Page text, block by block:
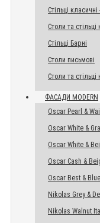
Стільці
Столи та
Стільці Барні
Столи письмові
Столи та
ФАСАДИ MODERN
Oscar Pearl &
Oscar White &
Oscar White &
Oscar Cash &
Oscar Best & Blue
Nikolas Grey &
Nikolas Walnut